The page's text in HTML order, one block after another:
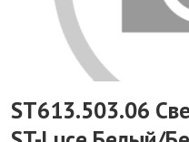
ST613.503.06